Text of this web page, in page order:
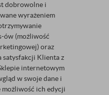
dobrowolne i
wyrażeniem
ów (możliwość
oraz
satysfakcji Klienta z
internetowym
w swoje dane i
możliwość ich edycji